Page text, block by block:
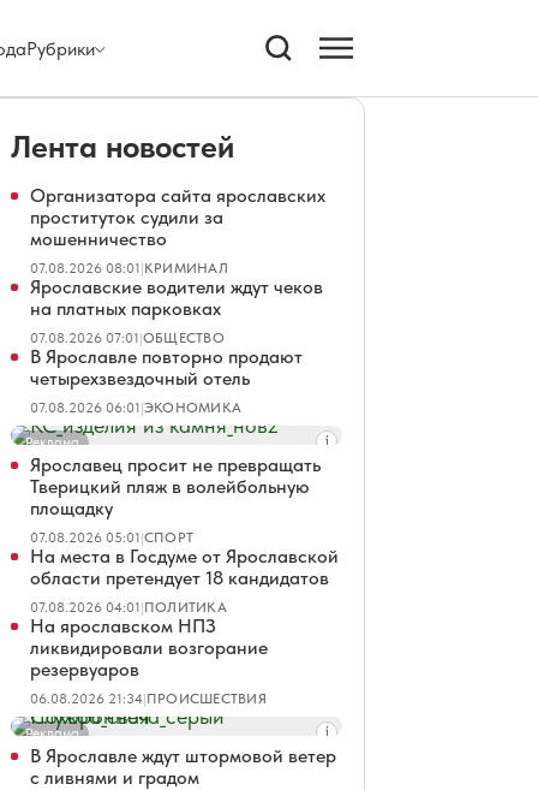
Рубрики
Лента новостей
Организатора сайта ярославских
проституток судили за
мошенничество
07.08.2026 08:01|КРИМИНАЛ
Ярославские водители ждут чеков
на платных парковках
07.08.2026 07:01|ОБЩЕСТВО
В Ярославле повторно продают
четырехзвездочный отель
07.08.2026 06:01|ЭКОНОМИКА
Реклама
Ярославец просит не превращать
Тверицкий пляж в волейбольную
площадку
07.08.2026 05:01|СПОРТ
На места в Госдуме от Ярославской
области претендует 18 кандидатов
07.08.2026 04:01|ПОЛИТИКА
На ярославском НПЗ
ликвидировали возгорание
резервуаров
06.08.2026 21:34|ПРОИСШЕСТВИЯ
Реклама
В Ярославле ждут штормовой ветер
с ливнями и градом